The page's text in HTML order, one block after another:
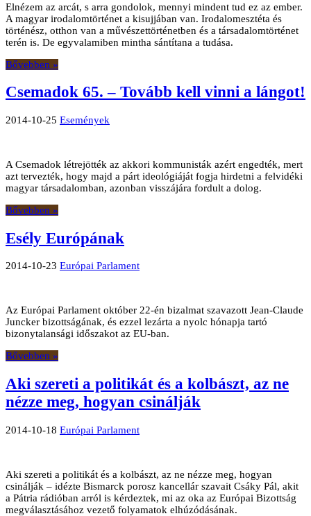
Elnézem az arcát, s arra gondolok, mennyi mindent tud ez az ember.
A magyar irodalomtörténet a kisujjában van. Irodalomesztéta és
történész, otthon van a művészettörténetben és a társadalomtörténet
terén is. De egyvalamiben mintha sántítana a tudása.
Bővebben »
Csemadok 65. – Tovább kell vinni a lángot!
2014-10-25 Események
A Csemadok létrejötték az akkori kommunisták azért engedték, mert
azt tervezték, hogy majd a párt ideológiáját fogja hirdetni a felvidéki
magyar társadalomban, azonban visszájára fordult a dolog.
Bővebben »
Esély Európának
2014-10-23 Európai Parlament
Az Európai Parlament október 22-én bizalmat szavazott Jean-Claude
Juncker bizottságának, és ezzel lezárta a nyolc hónapja tartó
bizonytalansági időszakot az EU-ban.
Bővebben »
Aki szereti a politikát és a kolbászt, az ne
nézze meg, hogyan csinálják
2014-10-18 Európai Parlament
Aki szereti a politikát és a kolbászt, az ne nézze meg, hogyan
csinálják – idézte Bismarck porosz kancellár szavait Csáky Pál, akit
a Pátria rádióban arról is kérdeztek, mi az oka az Európai Bizottság
megválasztásához vezető folyamatok elhúzódásának.